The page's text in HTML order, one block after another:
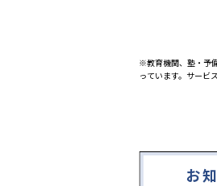
※教育機関、塾・予
っています。サービ
お